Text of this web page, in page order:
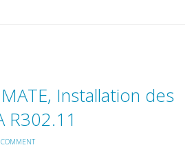
Installation des
R302.11
COMMENT